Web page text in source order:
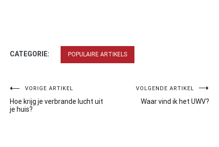
CATEGORIE: POPULAIRE ARTIKELS
Bericht
navigatie
VORIGE ARTIKEL
Hoe krijg je verbrande lucht uit
je huis?
VOLGENDE ARTIKEL
Waar vind ik het UWV?